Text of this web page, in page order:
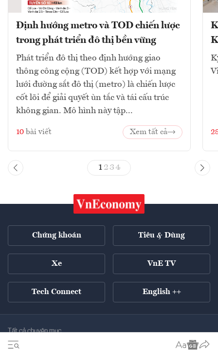
Định hướng metro và TOD chiến lược
trong phát triển đô thị bền vững
Phát triển đô thị theo định hướng giao
thông công cộng (TOD) kết hợp với mạng
lưới đường sắt đô thị (metro) là chiến lược
cốt lõi để giải quyết ùn tắc và tái cấu trúc
không gian. Mô hình này tập...
10 bài viết Xem tất cả
1 23 4
Chứng khoán Tiêu & Dùng
Xe VnE TV
Tech Connect English ++
Tất cả chuyên mục
Kinh tế xanh